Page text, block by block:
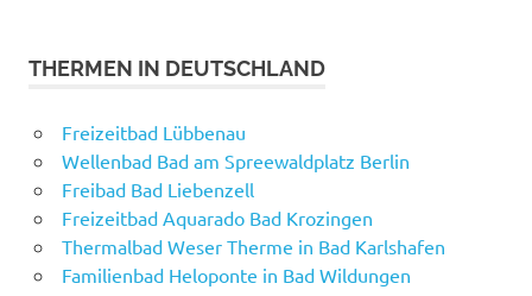
THERMEN IN DEUTSCHLAND
Freizeitbad Lübbenau
Wellenbad Bad am Spreewaldplatz Berlin
Freibad Bad Liebenzell
Freizeitbad Aquarado Bad Krozingen
Thermalbad Weser Therme in Bad Karlshafen
Familienbad Heloponte in Bad Wildungen